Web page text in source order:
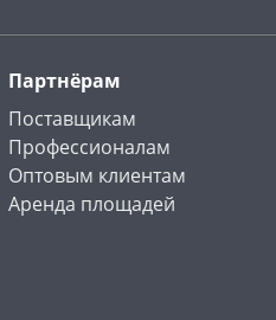
Партнёрам
Поставщикам
Профессионалам
Оптовым клиентам
Аренда площадей